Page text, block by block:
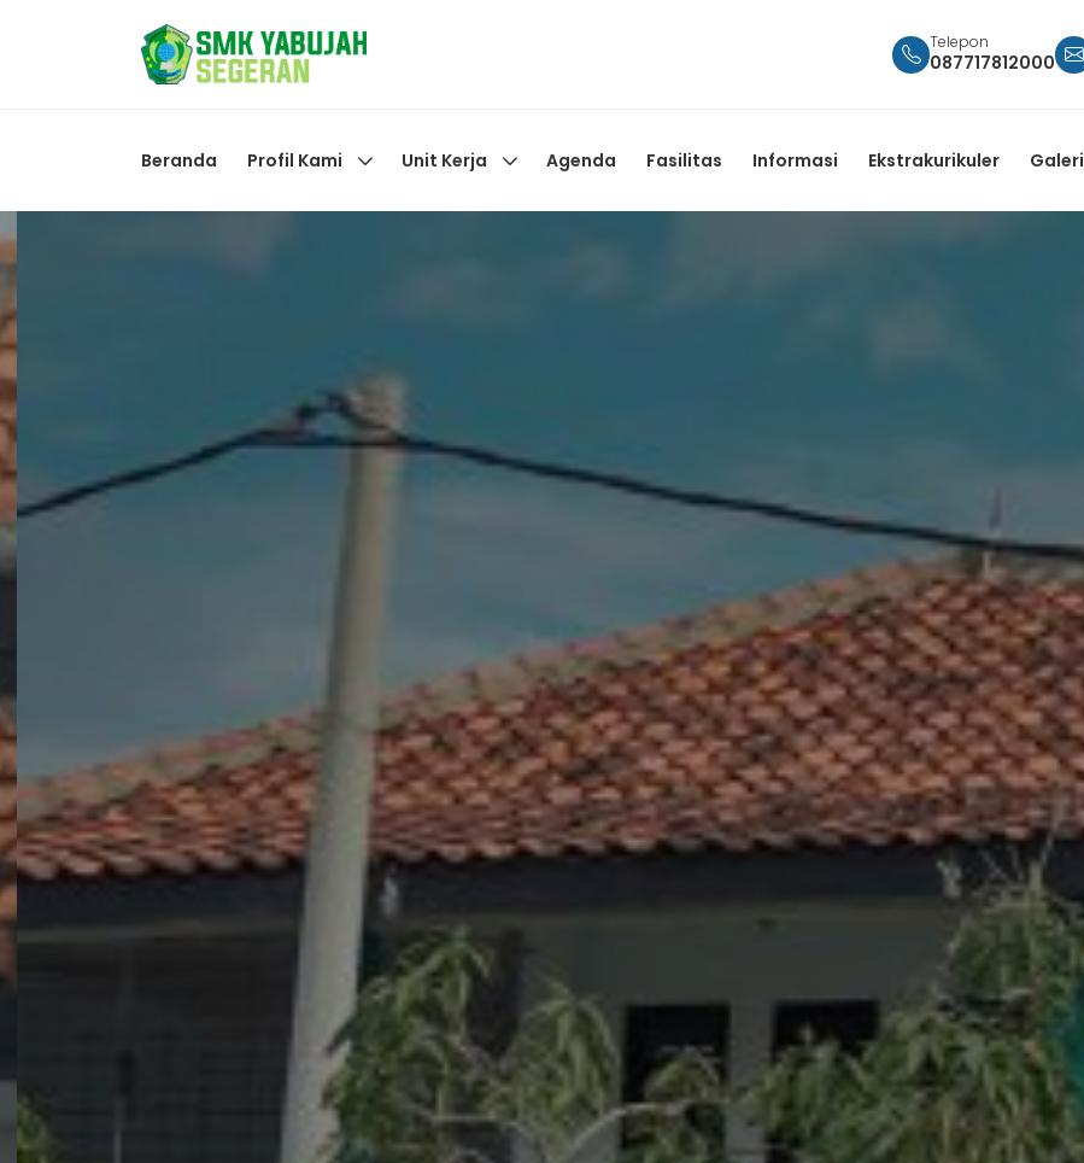
Telepon
087717812000
Beranda Profil Kami Unit Kerja Agenda Fasilitas Informasi Ekstrakurikuler Galeri